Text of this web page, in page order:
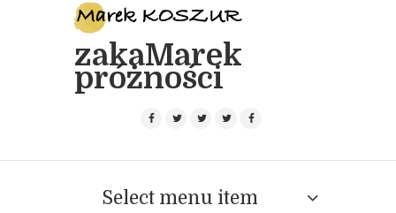
zakaMarek
próżności
Select menu item